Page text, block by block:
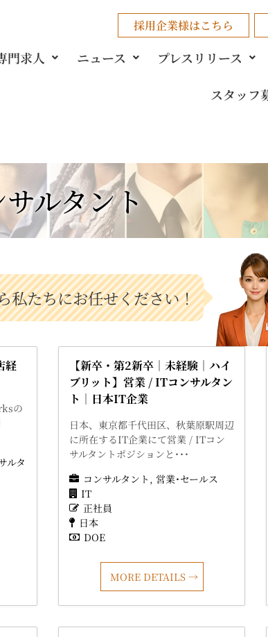
採用企業様はこちら
門求人 ニュース プレスリリース
スタッフ
ルタント
私たちにお任せください！
経
の
ルタ
【新卒・第2新卒｜未経験｜ハイ
ブリット】営業 / ITコンサルタン
ト｜日本IT企業
日本、東京都千代田区、秋葉原駅周辺
に所在するIT企業にて営業 / ITコン
サルタントポジションと･･･
コンサルタント 営業･セールス
IT
正社員
日本
DOE
MORE DETAILS